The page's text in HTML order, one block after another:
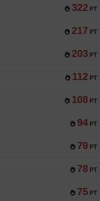
322 PT
217 PT
203 PT
112 PT
108 PT
94 PT
79 PT
78 PT
75 PT